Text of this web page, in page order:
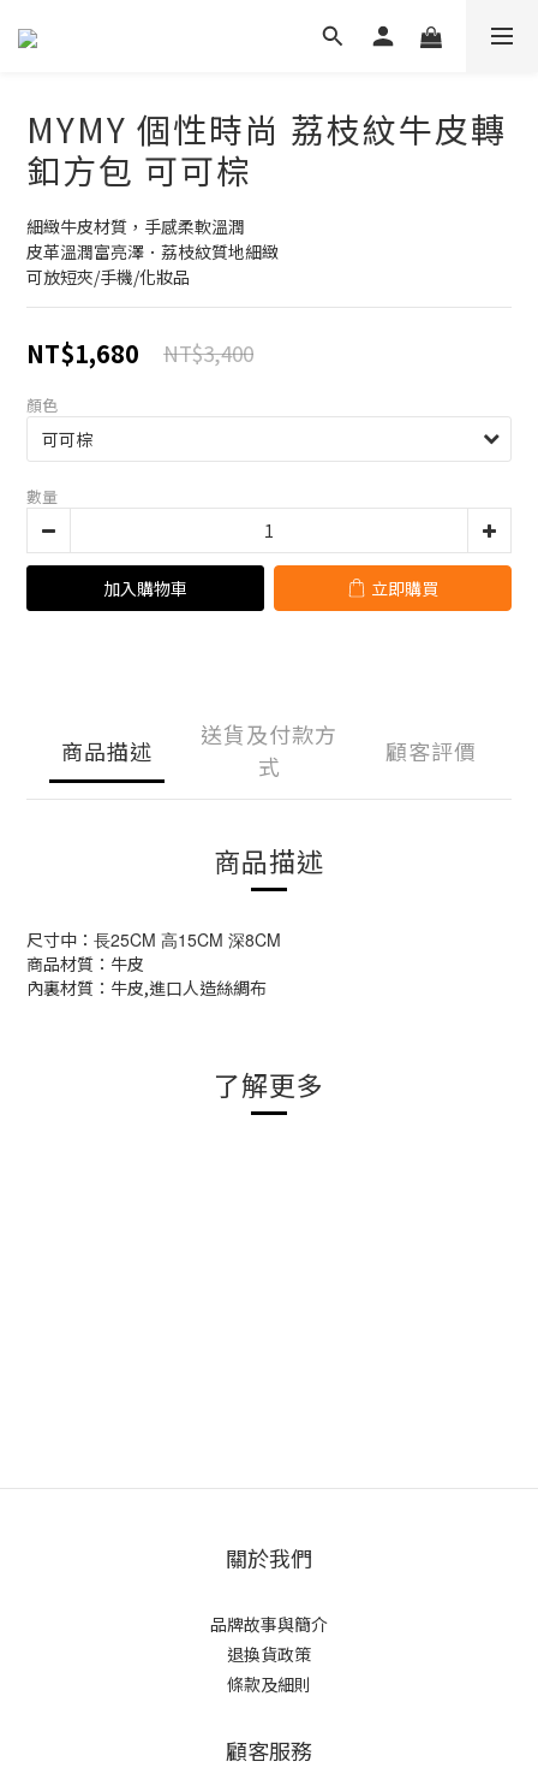
MYMY 個性時尚 荔枝紋牛皮轉
釦方包 可可棕
細緻牛皮材質，手感柔軟溫潤
皮革溫潤富亮澤．荔枝紋質地細緻
可放短夾/手機/化妝品
NT$1,680 NT$3,400
顏色
數量
加入購物車 立即購買
商品描述
送貨及付款方
式
顧客評價
商品描述
尺寸中： 長25CM 高15CM 深8CM
商品材質：牛皮
內裏材質：牛皮,進口人造絲綢布
了解更多
關於我們
品牌故事與簡介
退換貨政策
條款及細則
顧客服務